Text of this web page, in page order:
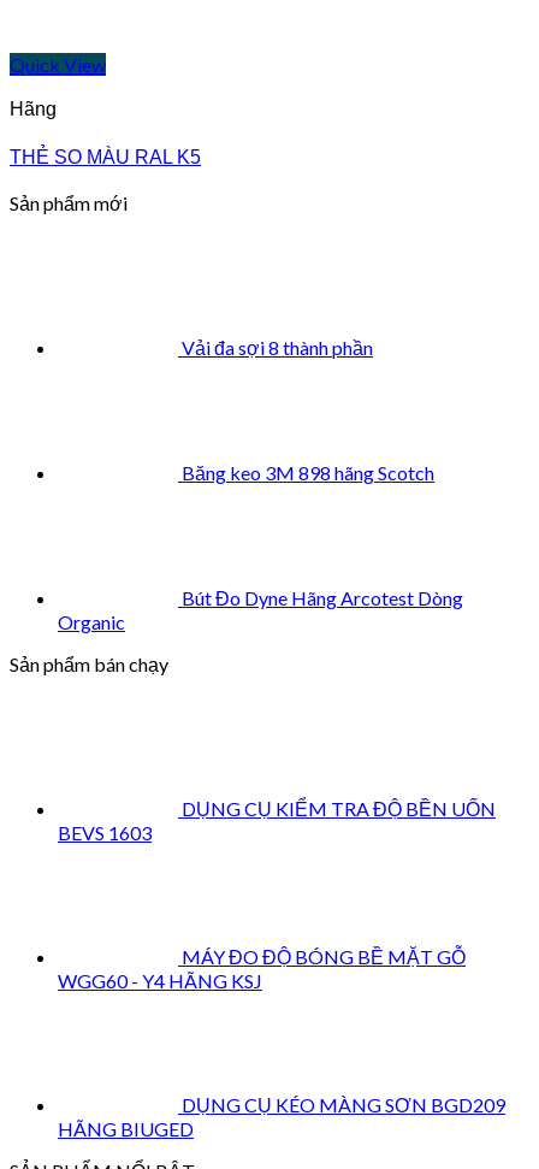
Quick View
Hãng
THẺ SO MÀU RAL K5
Sản phẩm mới
Vải đa sợi 8 thành phần
Băng keo 3M 898 hãng Scotch
Bút Đo Dyne Hãng Arcotest Dòng
Organic
Sản phẩm bán chạy
DỤNG CỤ KIỂM TRA ĐỘ BỀN UỐN
BEVS 1603
MÁY ĐO ĐỘ BÓNG BỀ MẶT GỖ
WGG60 - Y4 HÃNG KSJ
DỤNG CỤ KÉO MÀNG SƠN BGD209
HÃNG BIUGED